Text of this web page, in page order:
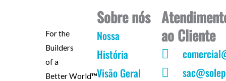
For the
Builders
of a
Better World™
Sobre nós
Nossa
História
Visão Geral
ao Cliente